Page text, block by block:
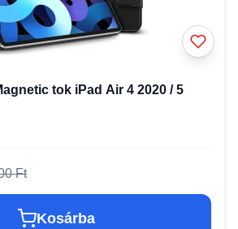
tok iPad Air 4 2020 / 5
Ft
Kosárba